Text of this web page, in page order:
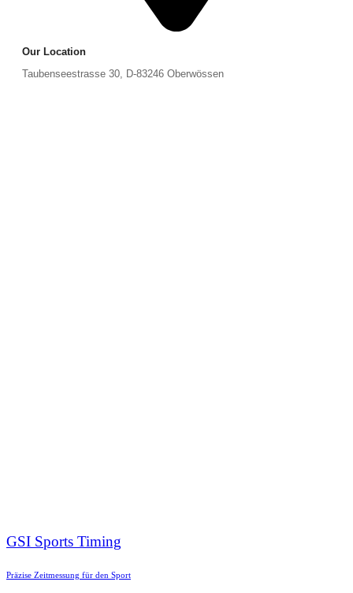
Our Location
Taubenseestrasse 30, D-83246 Oberwössen
GSI Sports Timing
Präzise Zeitmessung für den Sport